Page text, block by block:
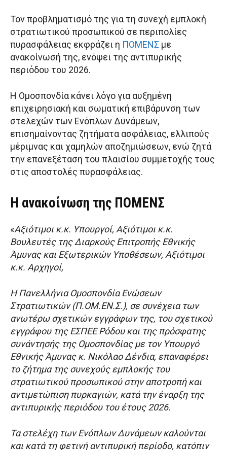
Τον προβληματισμό της για τη συνεχή εμπλοκή
στρατιωτικού προσωπικού σε περιπολίες
πυρασφάλειας εκφράζει η ΠΟΜΕΝΣ με
ανακοίνωσή της, ενόψει της αντιπυρικής
περιόδου του 2026.
Η Ομοσπονδία κάνει λόγο για αυξημένη
επιχειρησιακή και σωματική επιβάρυνση των
στελεχών των Ενόπλων Δυνάμεων,
επισημαίνοντας ζητήματα ασφάλειας, ελλιπούς
μέριμνας και χαμηλών αποζημιώσεων, ενώ ζητά
την επανεξέταση του πλαισίου συμμετοχής τους
στις αποστολές πυρασφάλειας.
Η ανακοίνωση της ΠΟΜΕΝΣ
«Αξιότιμοι κ.κ. Υπουργοί, Αξιότιμοι κ.κ.
Βουλευτές της Διαρκούς Επιτροπής Εθνικής
Άμυνας και Εξωτερικών Υποθέσεων, Αξιότιμοι
κ.κ. Αρχηγοί,
Η Πανελλήνια Ομοσπονδία Ενώσεων
Στρατιωτικών (Π.ΟΜ.ΕΝ.Σ.), σε συνέχεια των
ανωτέρω σχετικών εγγράφων της, του σχετικού
εγγράφου της ΕΣΠΕΕ Ρόδου και της πρόσφατης
συνάντησής της Ομοσπονδίας με τον Υπουργό
Εθνικής Άμυνας κ. Νικόλαο Δένδια, επαναφέρει
το ζήτημα της συνεχούς εμπλοκής του
στρατιωτικού προσωπικού στην αποτροπή και
αντιμετώπιση πυρκαγιών, κατά την έναρξη της
αντιπυρικής περιόδου του έτους 2026.
Τα στελέχη των Ενόπλων Δυνάμεων καλούνται
και κατά τη φετινή αντιπυρική περίοδο, κατόπιν